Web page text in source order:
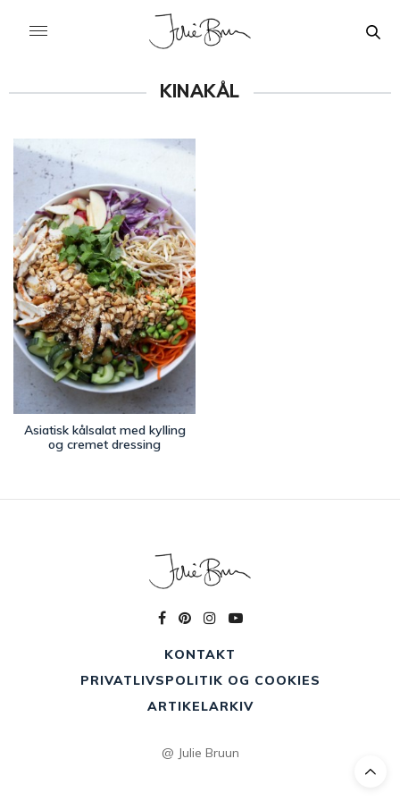
KINAKÅL
Asiatisk kålsalat med kylling
og cremet dressing
KONTAKT
PRIVATLIVSPOLITIK OG COOKIES
ARTIKELARKIV
@ Julie Bruun